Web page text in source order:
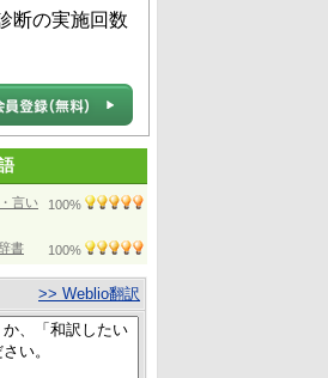
断の実施回数
言い
100%
書 100%
>> Weblio翻訳